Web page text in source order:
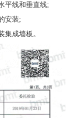
平线和垂直线;
安装;
成墙板。